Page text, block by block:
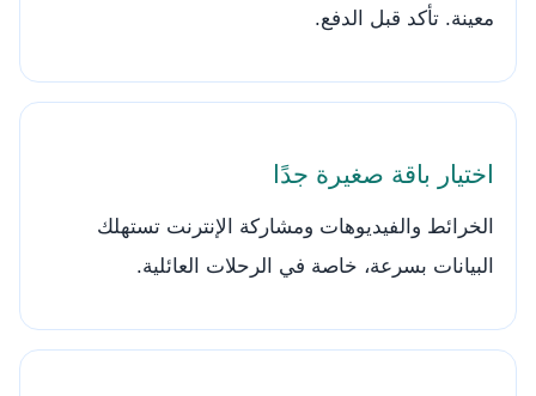
معينة. تأكد قبل الدفع.
اختيار باقة صغيرة جدًا
الخرائط والفيديوهات ومشاركة الإنترنت تستهلك
البيانات بسرعة، خاصة في الرحلات العائلية.